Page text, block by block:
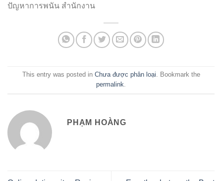
ปัญหาการพนัน สำนักงาน
This entry was posted in Chưa được phân loại. Bookmark the
permalink.
PHẠM HOÀNG